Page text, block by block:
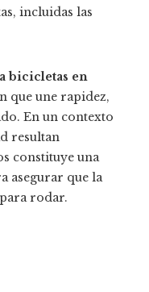
incluidas las
bicicletas en
que une rapidez,
En un contexto
resultan
constituye una
asegurar que la
rodar.